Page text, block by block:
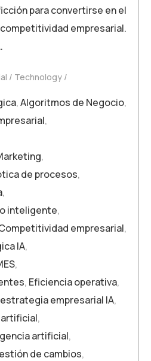
para convertirse en el
empresarial.
Technology
,Algoritmos de Negocio,
,
,
de procesos,
,
inteligente,
empresarial,
IA,
,
, Eficiencia operativa,
estrategia empresarial IA,
,
artificial,
de cambios,